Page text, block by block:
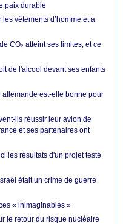
paix durable
vêtements d’homme et à
CO₂ atteint ses limites, et ce
de l'alcool devant ses enfants
allemande est-elle bonne pour
ils réussir leur avion de
et ses partenaires ont
les résultats d'un projet testé
était un crime de guerre
« inimaginables »
le retour du risque nucléaire